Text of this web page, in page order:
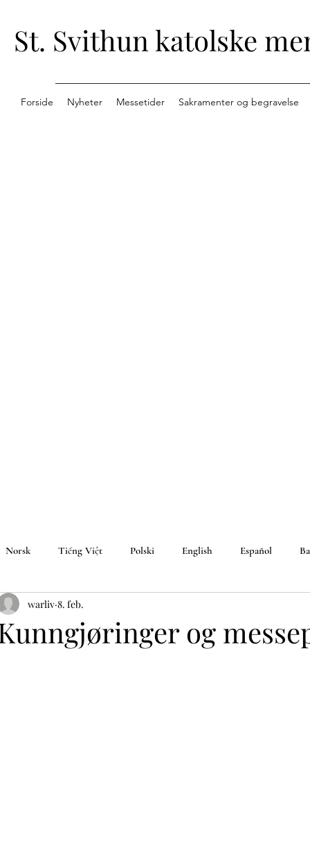
St. Svithun katolske
Forside Nyheter Messetider Sakramenter og begravelse
Norsk Tiếng Việt Polski English Español
og
warliv 8. feb.